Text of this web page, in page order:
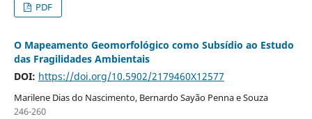
PDF
O Mapeamento Geomorfológico como Subsídio ao Estudo
das Fragilidades Ambientais
DOI: https://doi.org/10.5902/2179460X12577
Marilene Dias do Nascimento, Bernardo Sayão Penna e Souza
246-260